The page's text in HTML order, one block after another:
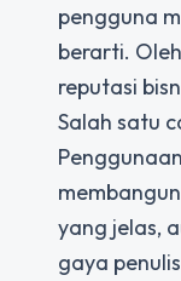
pengguna
berarti.
reputasi
Salah satu
yang jelas,
gaya